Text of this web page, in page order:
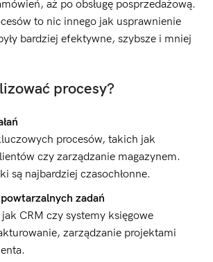
aż po obsługę posprzedażową.
to nic innego jak usprawnienie
bardziej efektywne, szybsze i mniej
procesy?
procesów, takich jak
czy zarządzanie magazynem.
są najbardziej czasochłonne.
zadań
CRM czy systemy księgowe
zarządzanie projektami